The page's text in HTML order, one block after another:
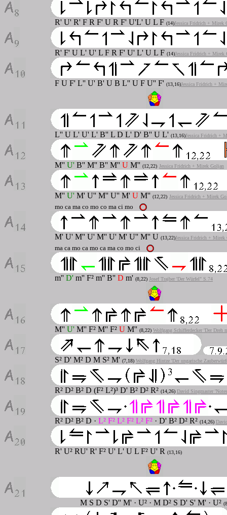
R' U' R' F R F' U R F' U'L' U L F (14)Jessica Fridrich + Mirek
R' F' U L' U' L F R F' U' L' U L F (14)Jessica Fridrich + Mirek
F U F' L'' U' B' U B L'' U F U'' F' (13,16)Jessica Fridrich +
L'' U L' U' L' B'' L D L' D' B'' U L' (13,16)Jessica Fridrich +
M'' U' B'' M'' B'' M'' U M'' (12,22) Jessica Fridrich + Mirek Goljan
M'' U' M' U'' M'' U'' M' U M'' (12,22) Jessica Fridrich + Mirek
mo ca ma co mo co ma ci mo
M' U' M'' U' M'' U' M' U'' M'' U (13,22)Jessica Fridrich + Mirek
ma ca mo ca mo ca ma co mo ci
m'' D' m'' F² m'' B'' D m' (8,22) Josef Trajber 'Der Würfel" S.74
M'' U' M'' F² M'' F² U M'' (8,22) Wolfgang Schifferdecker 'Der Dreh
S² D' M² D M S² M' (7,18) Wolfgang Hintze 'Der ungarische
R² D² B² D (F² L²)³ D' B² D² R² (14,26) David Singmaster
R² D² B² D · L² F² L² F² L² F² · D' B² D² R² (14,26)
R' U² RU' R' F² U' L' U L F² U' R (13,16)
M S D S' D'' M' · U² · M D² S D' S' M' · U²